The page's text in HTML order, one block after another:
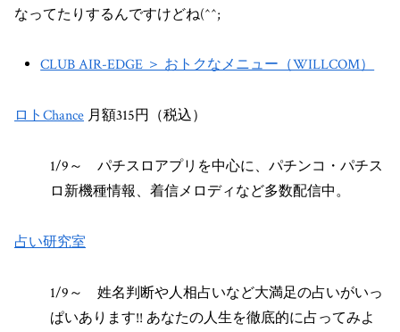
なってたりするんですけどね(^^;
CLUB AIR-EDGE ＞ おトクなメニュー（WILLCOM）
ロトChance 月額315円（税込）
1/9～ パチスロアプリを中心に、パチンコ・パチス
ロ新機種情報、着信メロディなど多数配信中。
占い研究室
1/9～ 姓名判断や人相占いなど大満足の占いがいっ
ぱいあります!! あなたの人生を徹底的に占ってみよ